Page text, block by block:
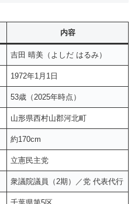
内容
吉田 晴美（よしだ はるみ）
1972年1月1日
53歳（2025年時点）
山形県西村山郡河北町
約170cm
立憲民主党
衆議院議員（2期）／党 代表代行